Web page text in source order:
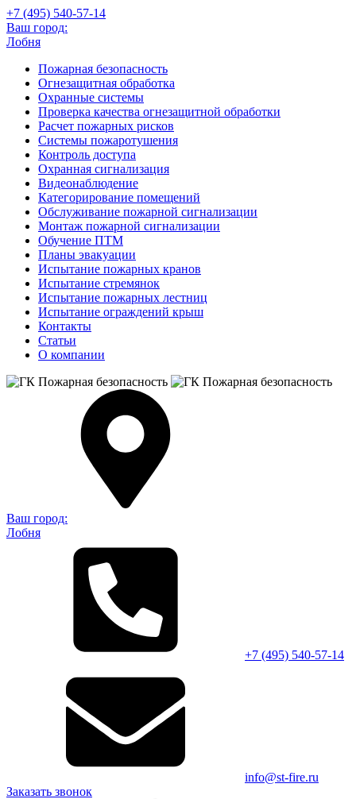
+7 (495) 540-57-14
Ваш город:
Лобня
Пожарная безопасность
Огнезащитная обработка
Охранные системы
Проверка качества огнезащитной обработки
Расчет пожарных рисков
Системы пожаротушения
Контроль доступа
Охранная сигнализация
Видеонаблюдение
Категорирование помещений
Обслуживание пожарной сигнализации
Монтаж пожарной сигнализации
Обучение ПТМ
Планы эвакуации
Испытание пожарных кранов
Испытание стремянок
Испытание пожарных лестниц
Испытание ограждений крыш
Контакты
Статьи
О компании
Ваш город:
Лобня
+7 (495) 540-57-14
info@st-fire.ru
Заказать звонок